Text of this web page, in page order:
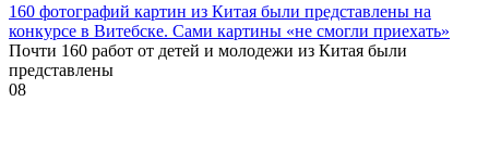
160 фотографий картин из Китая были представлены на
конкурсе в Витебске. Сами картины «не смогли приехать»
Почти 160 работ от детей и молодежи из Китая были
представлены
08